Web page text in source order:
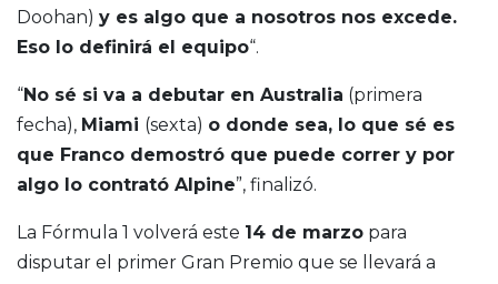
Doohan) y es algo que a nosotros nos excede.
Eso lo definirá el equipo“.
“No sé si va a debutar en Australia (primera
fecha), Miami (sexta) o donde sea, lo que sé es
que Franco demostró que puede correr y por
algo lo contrató Alpine”, finalizó.
La Fórmula 1 volverá este 14 de marzo para
disputar el primer Gran Premio que se llevará a